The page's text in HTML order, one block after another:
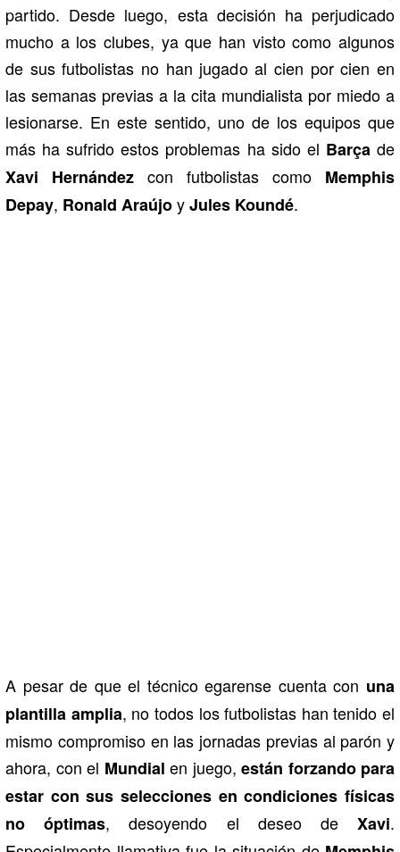
partido. Desde luego, esta decisión ha perjudicado
mucho a los clubes, ya que han visto como algunos
de sus futbolistas no han jugado al cien por cien en
las semanas previas a la cita mundialista por miedo a
lesionarse. En este sentido, uno de los equipos que
más ha sufrido estos problemas ha sido el Barça de
Xavi Hernández con futbolistas como Memphis
Depay, Ronald AraújoyJules Koundé.
A pesar de que el técnico egarense cuenta con una
plantilla amplia, no todos los futbolistas han tenido el
mismo compromiso en las jornadas previas al parón y
ahora, con el Mundial en juego, están forzando para
estar con sus selecciones en condiciones físicas
no óptimas, desoyendo el deseo deXavi.